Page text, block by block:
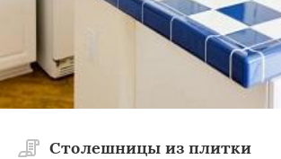
Столешницы из плитки